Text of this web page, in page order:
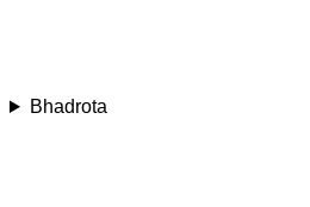
Bhadrota